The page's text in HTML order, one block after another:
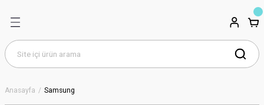
Anasayfa Samsung